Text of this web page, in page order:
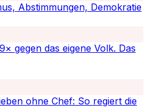
Abstimmungen, Demokratie
gegen das eigene Volk. Das
ohne Chef: So regiert die